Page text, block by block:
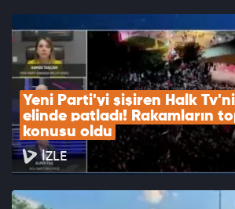
Yeni Parti'yi şişiren Halk
elinde patladı! Rakamların
konusu oldu
İZLE